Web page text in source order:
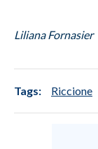
Liliana Fornasier
Tags: Riccione